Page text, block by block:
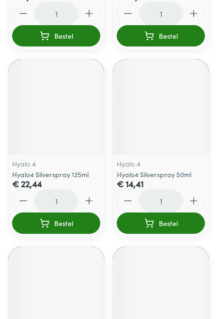
Bestel Bestel
Hyalo 4
Hyalo4 Silverspray 125ml
€ 22,44
Bestel
Hyalo 4
Hyalo4 Silverspray 50ml
€ 14,41
Bestel